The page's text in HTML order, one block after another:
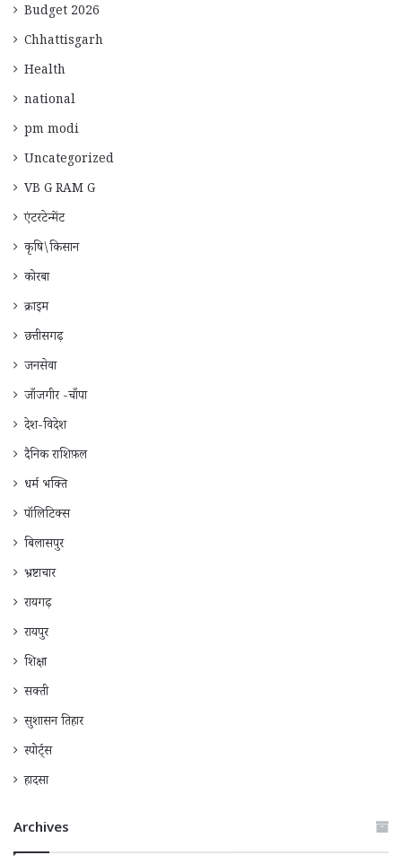
Budget 2026
Chhattisgarh
Health
national
pm modi
Uncategorized
VB G RAM G
एंटरटेन्मेंट
कृषि\किसान
कोरबा
क्राइम
छत्तीसगढ़
जनसेवा
जाँजगीर -चाँपा
देश-विदेश
दैनिक राशिफ़ल
धर्म भक्ति
पॉलिटिक्स
बिलासपुर
भ्रष्टाचार
रायगढ़
रायपुर
शिक्षा
सक्ती
सुशासन तिहार
स्पोर्ट्स
हादसा
Archives